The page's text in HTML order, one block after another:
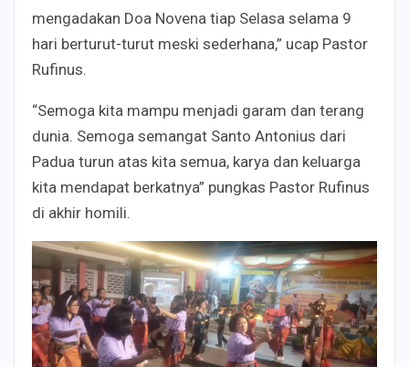
mengadakan Doa Novena tiap Selasa selama 9
hari berturut-turut meski sederhana,” ucap Pastor
Rufinus.
“Semoga kita mampu menjadi garam dan terang
dunia. Semoga semangat Santo Antonius dari
Padua turun atas kita semua, karya dan keluarga
kita mendapat berkatnya” pungkas Pastor Rufinus
di akhir homili.